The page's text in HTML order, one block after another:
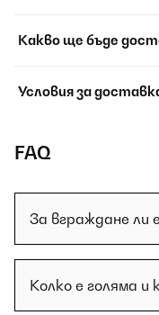
Какво ще бъде
Условия за
FAQ
За вграждане ли
Колко е голяма и